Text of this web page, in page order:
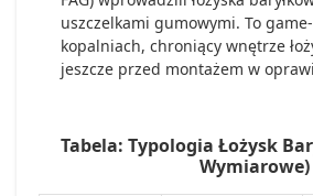
uszczelkami gumowymi. To
kopalniach, chroniący wnętrze
jeszcze przed montażem w
Tabela: Typologia Łożysk
Wymiarowe)